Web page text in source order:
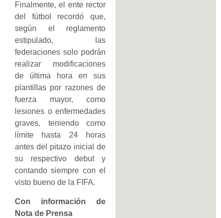
Finalmente, el ente rector
del fútbol recordó que,
según el reglamento
estipulado, las
federaciones solo podrán
realizar modificaciones
de última hora en sus
plantillas por razones de
fuerza mayor, como
lesiones o enfermedades
graves, teniendo como
límite hasta 24 horas
antes del pitazo inicial de
su respectivo debut y
contando siempre con el
visto bueno de la FIFA.
Con información de
Nota de Prensa